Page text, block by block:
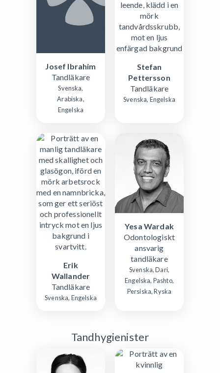
Josef Ibrahim
Tandläkare
Svenska,
Arabiska,
Engelska
Stefan
Pettersson
Tandläkare
Svenska, Engelska
Erik
Wallander
Tandläkare
Svenska, Engelska
Yesa Wardak
Odontologiskt
ansvarig
tandläkare
Svenska, Dari,
Engelska, Pashto,
Persiska, Ryska
Tandhygienister